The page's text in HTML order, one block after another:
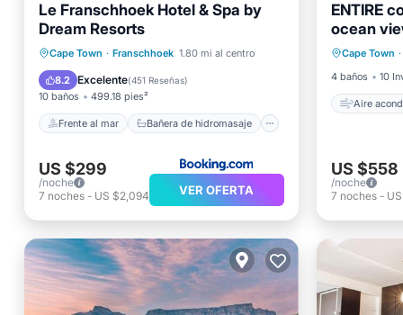
Le Franschhoek Hotel & Spa by
Dream Resorts
Cape Town · Franschhoek 1.80 mi al centro
8.2 Excelente(451 Reseñas)
10 baños 499.18 pies²
Frente al mar Bañera de hidromasaje
Frente al mar
Bañera de hidromasaje
Desayuno
Aparcamiento
US $299
/noche
7 noches - US $2,094 VER OFERTA
ENTIRE
ocean
terrace
Cape Town ·
4 baños
10
Aire
Aire
Ropa
US $558
/noche
7 noches-